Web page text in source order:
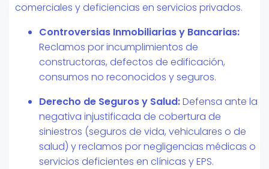
comerciales y deficiencias en servicios privados.
Controversias Inmobiliarias y Bancarias:
Reclamos por incumplimientos de
constructoras, defectos de edificación,
consumos no reconocidos y seguros.
Derecho de Seguros y Salud:Defensa ante la
negativa injustificada de cobertura de
siniestros (seguros de vida, vehiculares o de
salud) y reclamos por negligencias médicas o
servicios deficientes en clínicas y EPS.